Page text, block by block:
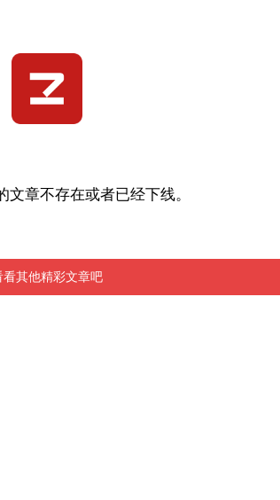
文章不存在或者已经下线。
看其他精彩文章吧